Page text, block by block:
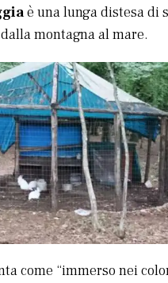
è una lunga distesa di
montagna al mare.
come “immerso nei